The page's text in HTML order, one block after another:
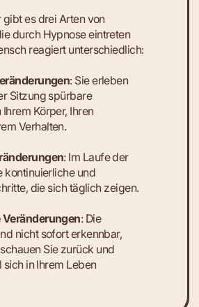
gibt es drei Arten von
durch Hypnose eintreten
reagiert unterschiedlich:
: Sie erleben
Sitzung spürbare
Körper, Ihren
Verhalten.
: Im Laufe der
kontinuierliche und
die sich täglich zeigen.
: Die
nicht sofort erkennbar,
Sie zurück und
in Ihrem Leben